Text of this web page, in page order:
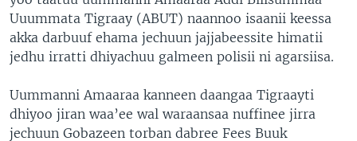
Uuummata Tigraay (ABUT) naannoo isaanii keessa
akka darbuuf ehama jechuun jajjabeessite himatii
jedhu irratti dhiyachuu galmeen polisii ni agarsiisa.
Uummanni Amaaraa kanneen daangaa Tigraayti
dhiyoo jiran waa’ee wal waraansaa nuffinee jirra
jechuun Gobazeen torban dabree Fees Buuk